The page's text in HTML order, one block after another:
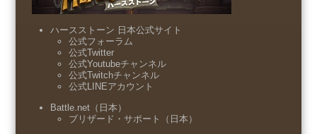
ハースストーン 日本公式サイト
公式フォーラム
公式Twitter
公式Youtubeチャンネル
公式Twitchチャンネル
公式LINEアカウント
Battle.net（日本）
ブリザード・サポート（日本）